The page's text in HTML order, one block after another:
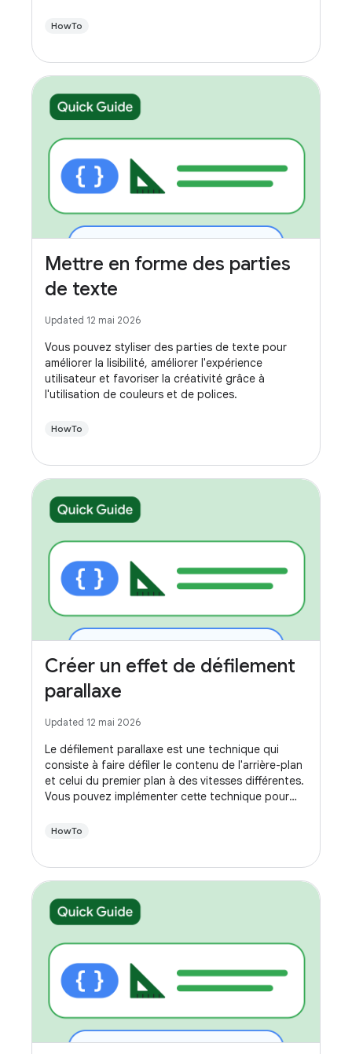
HowTo
Mettre en forme des parties
de texte
Updated 12 mai 2026
Vous pouvez styliser des parties de texte pour
améliorer la lisibilité, améliorer l'expérience
utilisateur et favoriser la créativité grâce à
l'utilisation de couleurs et de polices.
HowTo
Créer un effet de défilement
parallaxe
Updated 12 mai 2026
Le défilement parallaxe est une technique qui
consiste à faire défiler le contenu de l'arrière-plan
et celui du premier plan à des vitesses différentes.
Vous pouvez implémenter cette technique pour
application, créant ainsi une expérience plus
HowTo